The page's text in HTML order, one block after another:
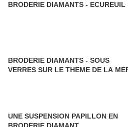
BRODERIE DIAMANTS - ECUREUIL
BRODERIE DIAMANTS - SOUS
VERRES SUR LE THEME DE LA
UNE SUSPENSION PAPILLON EN